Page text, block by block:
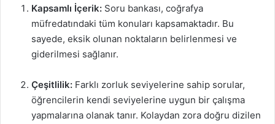
Kapsamlı İçerik: Soru bankası, coğrafya
müfredatındaki tüm konuları kapsamaktadır. Bu
sayede, eksik olunan noktaların belirlenmesi ve
giderilmesi sağlanır.
Çeşitlilik: Farklı zorluk seviyelerine sahip sorular,
öğrencilerin kendi seviyelerine uygun bir çalışma
yapmalarına olanak tanır. Kolaydan zora doğru dizilen